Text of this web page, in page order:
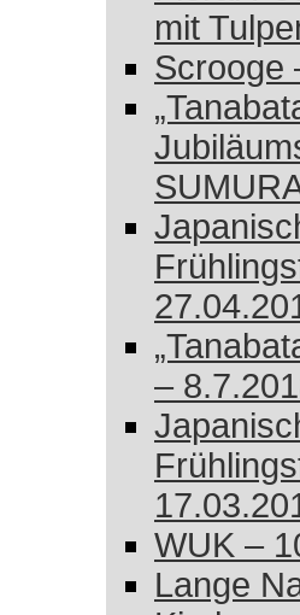
mit
Scrooge
–
WUK –
Lange